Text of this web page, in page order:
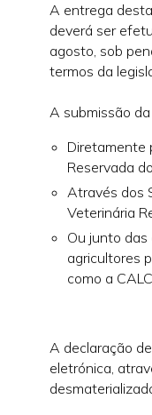
A entrega
deverá ser
agosto, sob
termos da
A submissão
Diretamente
Reservada
Através dos
Veterinária
Ou junto das
agricultores
como a
A declaração
eletrónica,